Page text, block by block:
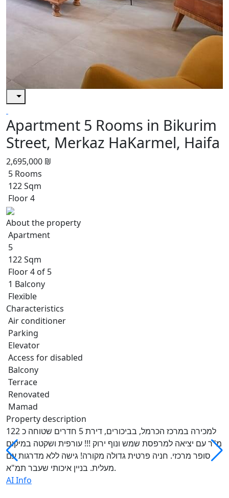
Apartment 5 Rooms in Bikurim
Street, Merkaz HaKarmel, Haifa
2,695,000 ₪
5 Rooms
122 Sqm
Floor 4
About the property
Apartment
5
122 Sqm
Floor 4 of 5
1 Balcony
Flexible
Characteristics
Air conditioner
Parking
Elevator
Access for disabled
Balcony
Terrace
Renovated
Mamad
Property description
למכירה במרכז הכרמל, בביכורים, דירת 5 חדרים שטוחה כ 122
מ"ר עם יציאה למרפסת שמש ונוף ירוק !!! עורפית ושקטה במיקום
סופר מרכזי. חניה פרטית גדולה מקורה! גישה ללא מדרגות עם
מעלית. בניין איכותי שעבר תמ"א.
AI Info